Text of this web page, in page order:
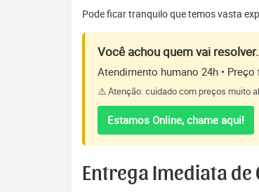
Pode ficar tranquilo que temos vasta
Você achou quem vai resolver.
Atendimento humano 24h •
⚠️ Atenção: cuidado com preços muito
Estamos Online, chame aqui!
Entrega Imediata